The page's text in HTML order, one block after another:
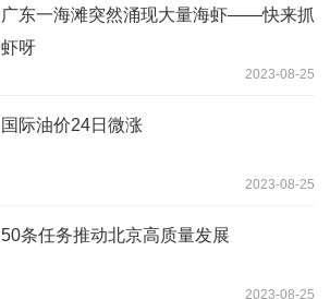
广东一海滩突然涌现大量海虾——快来抓
虾呀
2023-08-25
国际油价24日微涨
2023-08-25
50条任务推动北京高质量发展
2023-08-25